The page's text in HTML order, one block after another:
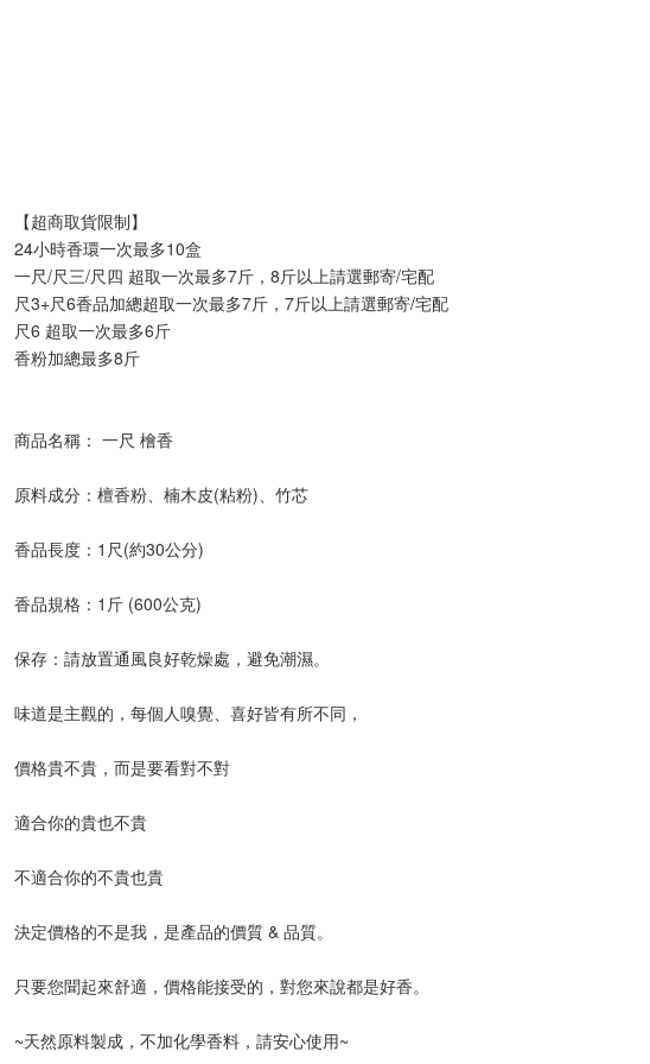
【超商取貨限制】
24小時香環一次最多10盒
一尺/尺三/尺四 超取一次最多7斤，8斤以上請選郵寄/宅配
尺3+尺6香品加總超取一次最多7斤，7斤以上請選郵寄/宅配
尺6 超取一次最多6斤
香粉加總最多8斤
商品名稱： 一尺 檜香
原料成分：檀香粉、楠木皮(粘粉)、竹芯
香品長度：1尺(約30公分)
香品規格：1斤 (600公克)
保存：請放置通風良好乾燥處，避免潮濕。
味道是主觀的，每個人嗅覺、喜好皆有所不同，
價格貴不貴，而是要看對不對
適合你的貴也不貴
不適合你的不貴也貴
決定價格的不是我，是產品的價質 & 品質。
只要您聞起來舒適，價格能接受的，對您來說都是好香。
~天然原料製成，不加化學香料，請安心使用~